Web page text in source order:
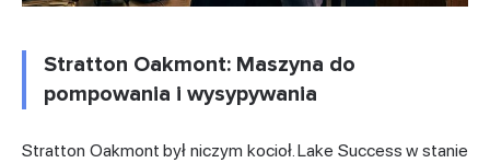
Stratton Oakmont: Maszyna do
pompowania i wysypywania
Stratton Oakmont był niczym kocioł. Lake Success w stanie